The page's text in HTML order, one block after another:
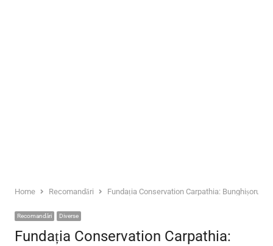
Home Recomandări Fundația Conservation Carpathia: Bunghișorul
Recomandări Diverse
Fundația Conservation Carpathia: